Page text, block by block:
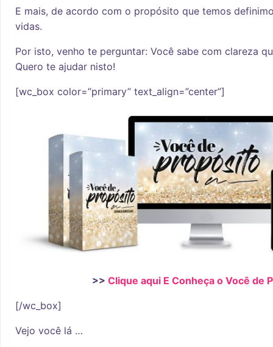
E mais, de acordo com o propósito que temos
vidas.
Por isto, venho te perguntar: Você sabe com clareza
Quero te ajudar nisto!
[wc_box color=”primary” text_align=”center”]
>> Clique aqui E Conheça o Você de
[/wc_box]
Vejo você lá …